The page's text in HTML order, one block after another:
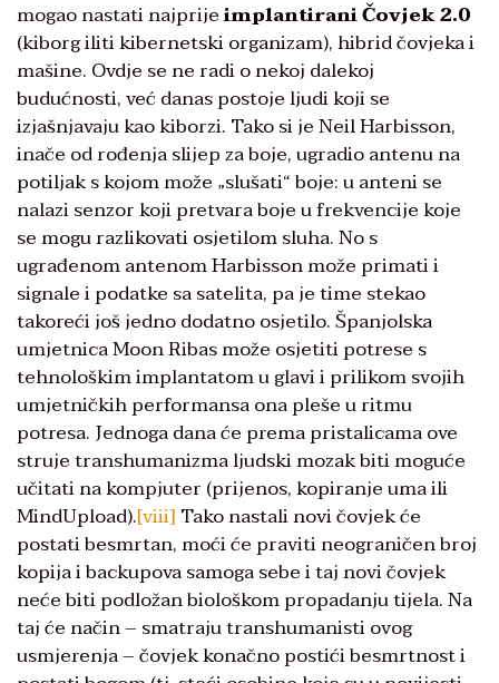
mogao nastati najprijeimplantirani Čovjek 2.0
(kiborg iliti kibernetski organizam), hibrid čovjeka i
mašine. Ovdje se ne radi o nekoj dalekoj
budućnosti, već danas postoje ljudi koji se
izjašnjavaju kao kiborzi. Tako si je Neil Harbisson,
inače od rođenja slijep za boje, ugradio antenu na
potiljak s kojom može „slušati“ boje: u anteni se
nalazi senzor koji pretvara boje u frekvencije koje
se mogu razlikovati osjetilom sluha. No s
ugrađenom antenom Harbisson može primati i
signale i podatke sa satelita, pa je time stekao
takoreći još jedno dodatno osjetilo. Španjolska
umjetnica Moon Ribas može osjetiti potrese s
tehnološkim implantatom u glavi i prilikom svojih
umjetničkih performansa ona pleše u ritmu
potresa. Jednoga dana će prema pristalicama ove
struje transhumanizma ljudski mozak biti moguće
učitati na kompjuter (prijenos, kopiranje uma ili
MindUpload).[viii] Tako nastali novi čovjek će
postati besmrtan, moći će praviti neograničen broj
kopija i backupova samoga sebe i taj novi čovjek
neće biti podložan biološkom propadanju tijela. Na
taj će način – smatraju transhumanisti ovog
usmjerenja – čovjek konačno postići besmrtnost i